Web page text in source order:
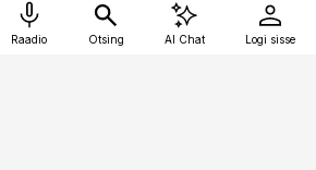
Raadio Otsing AI Chat Logi sisse